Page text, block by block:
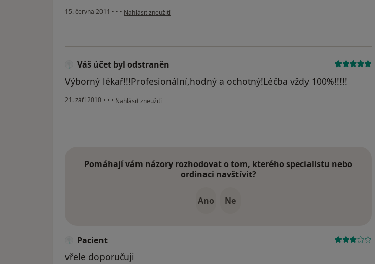
15. června 2011 • • • podle názoru uživatele Pacient
Nahlásit zneužití
Váš účet byl odstraněn
Výborný lékař!!!Profesionální,hodný a ochotný!Léčba vždy 100%!!!!!
21. září 2010 • • • podle názoru uživatele Váš účet byl odstraněn
Nahlásit zneužití
Pomáhají vám názory rozhodovat o tom, kterého specialistu nebo
ordinaci navštívit?
Ano Ne
Pacient
vřele doporučuji